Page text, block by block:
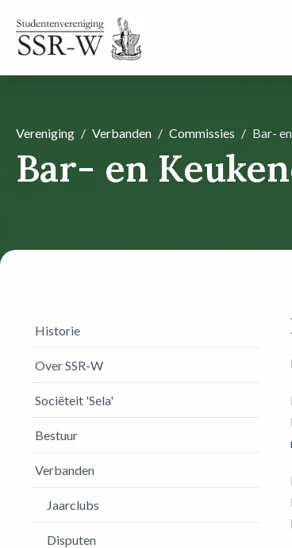
Vereniging Verbanden Commissies Bar-
Bar- en
Historie
Over SSR-W
Sociëteit 'Sela'
Bestuur
Verbanden
Jaarclubs
Disputen